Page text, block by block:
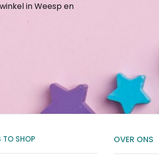
in Weesp en
TO SHOP OVER ONS